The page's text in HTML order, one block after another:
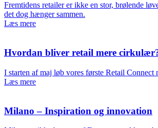
Fremtidens retailer er ikke en stor, brølende
det dog hænger sammen.
Læs mere
Hvordan bliver retail mere
I starten af maj løb vores første Retail
Læs mere
Milano – Inspiration og innovation